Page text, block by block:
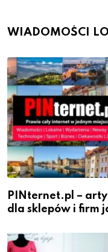
WIADOMOŚCI
PINternet.pl –
dla sklepów i firm
widoczność